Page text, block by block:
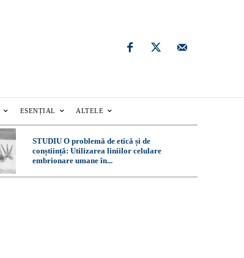
ESENȚIAL ALTELE
STUDIU O problemă de etică și de
conștiință: Utilizarea liniilor celulare
embrionare umane în...